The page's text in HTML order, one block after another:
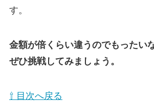
す。
金額が倍くらい違うのでもったい
ぜひ挑戦してみましょう。
⇧ 目次へ戻る